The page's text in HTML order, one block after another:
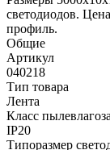
светодиодов.
профиль.
Общие
Артикул
040218
Тип товара
Лента
Класс
IP20
Типоразмер